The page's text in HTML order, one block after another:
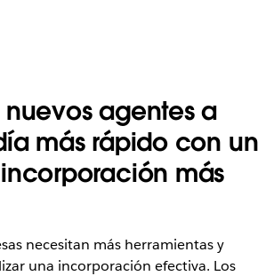
agentes a
más rápido con un
más
necesitan más herramientas y
una incorporación efectiva. Los